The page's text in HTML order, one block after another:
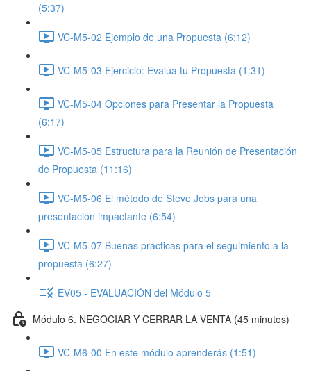
(5:37)
VC-M5-02 Ejemplo de una Propuesta (6:12)
VC-M5-03 Ejercicio: Evalúa tu Propuesta (1:31)
VC-M5-04 Opciones para Presentar la Propuesta
(6:17)
VC-M5-05 Estructura para la Reunión de Presentación
de Propuesta (11:16)
VC-M5-06 El método de Steve Jobs para una
presentación impactante (6:54)
VC-M5-07 Buenas prácticas para el seguimiento a la
propuesta (6:27)
EV05 - EVALUACIÓN del Módulo 5
Módulo 6. NEGOCIAR Y CERRAR LA VENTA (45 minutos)
VC-M6-00 En este módulo aprenderás (1:51)